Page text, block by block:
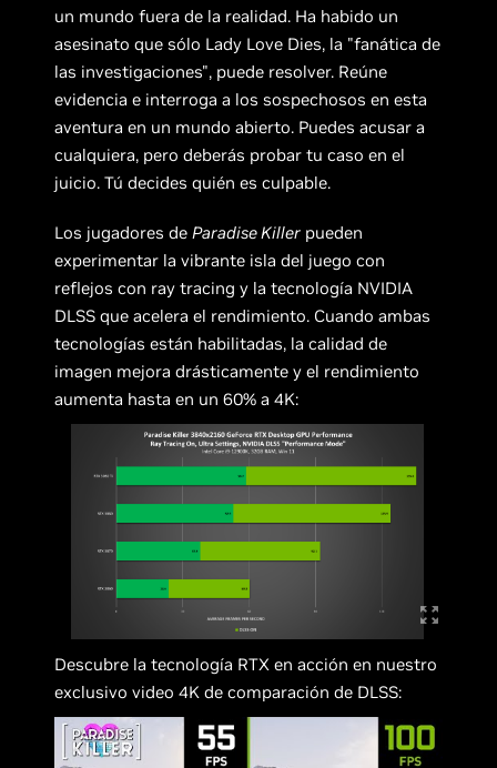
un mundo fuera de la realidad. Ha habido un
asesinato que sólo Lady Love Dies, la "fanática de
las investigaciones", puede resolver. Reúne
evidencia e interroga a los sospechosos en esta
aventura en un mundo abierto. Puedes acusar a
cualquiera, pero deberás probar tu caso en el
juicio. Tú decides quién es culpable.
Los jugadores deParadise Killer pueden
experimentar la vibrante isla del juego con
reflejos con ray tracing y la tecnología NVIDIA
DLSS que acelera el rendimiento. Cuando ambas
tecnologías están habilitadas, la calidad de
imagen mejora drásticamente y el rendimiento
aumenta hasta en un 60% a 4K:
Descubre la tecnología RTX en acción en nuestro
exclusivo video 4K de comparación de DLSS: